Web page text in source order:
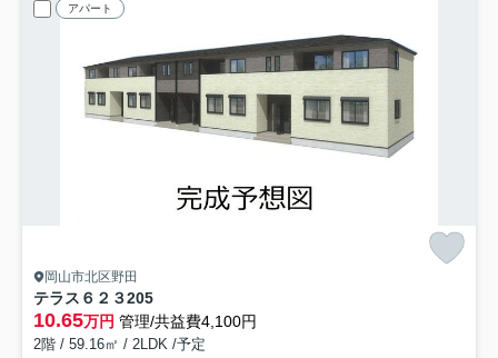
アパート
岡山市北区野田
テラス６２３205
10.65万円 管理/共益費4,100円
2階 / 59.16㎡ / 2LDK /予定